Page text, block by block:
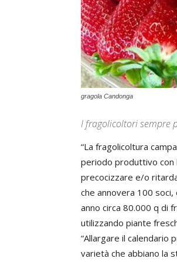
gragola Candonga
I fragolicoltori sempre
“La fragolicoltura
periodo produttivo con
precocizzare e/o
che annovera 100
anno circa 80.000 q di
utilizzando piante
“Allargare il calendario
varietà che abbiano la